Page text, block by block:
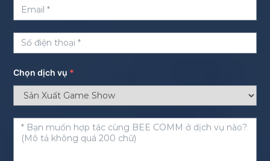
Chọn dịch vụ *